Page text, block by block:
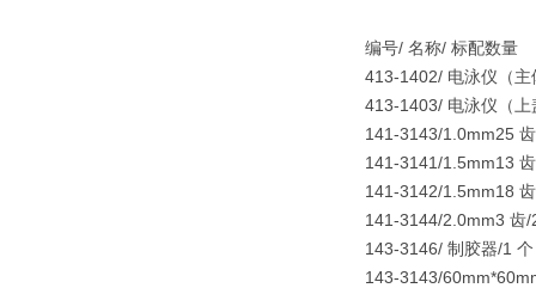
编号/ 名称/ 标配数量
413-1402/ 电泳仪（主
413-1403/ 电泳仪（上
141-3143/1.0mm25
141-3141/1.5mm13
141-3142/1.5mm18
141-3144/2.0mm3 齿
143-3146/ 制胶器/1 个
143-3143/